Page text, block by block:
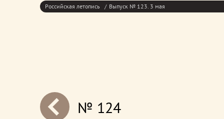
Российская летопись Выпуск № 123. 3 мая
next№ 124